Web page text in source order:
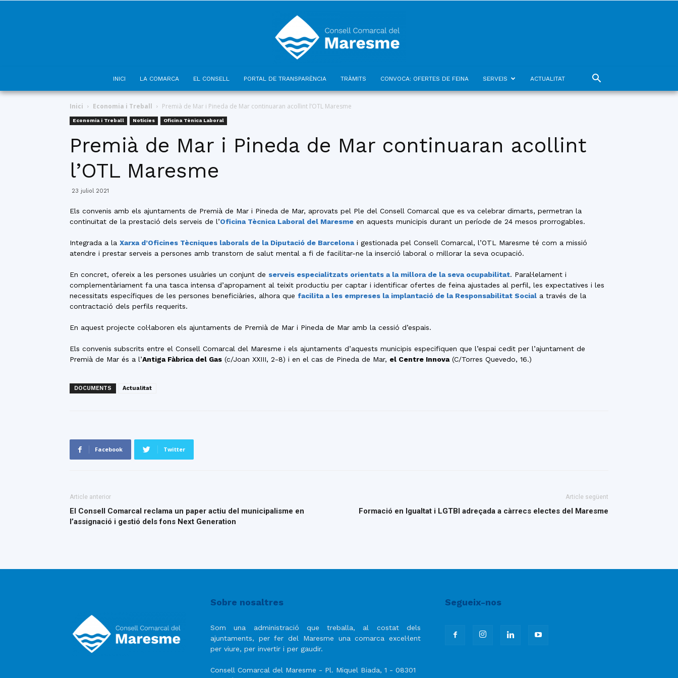
Maresme
INICI LA COMARCA EL CONSELL PORTAL DE TRANSPARÈNCIA TRÀMITS CONVOCA: OFERTES DE FEINA SERVEIS ACTUALITAT
Inici Economia i Treball Premià de Mar i Pineda de Mar continuaran acollint l’OTL Maresme
Economia i Treball Notícies Oficina Tènica Laboral
Premià de Mar i Pineda de Mar continuaran acollint
l’OTL Maresme
23 juliol 2021
Els convenis amb els ajuntaments de Premià de Mar i Pineda de Mar, aprovats pel Ple del Consell Comarcal que es va celebrar dimarts, permetran la
continuïtat de la prestació dels serveis de l’Oficina Tècnica Laboral del Maresme en aquests municipis durant un període de 24 mesos prorrogables.
Integrada a la Xarxa d’Oficines Tècniques laborals de la Diputació de Barcelonai gestionada pel Consell Comarcal, l’OTL Maresme té com a missió
atendre i prestar serveis a persones amb transtorn de salut mental a fi de facilitar-ne la inserció laboral o millorar la seva ocupació.
En concret, ofereix a les persones usuàries un conjunt de serveis especialitzats orientats a la millora de la seva ocupabilitat. Paral·lelament i
complementàriament fa una tasca intensa d’apropament al teixit productiu per captar i identificar ofertes de feina ajustades al perfil, les expectatives i les
necessitats específiques de les persones beneficiàries, alhora que facilita a les empreses la implantació de la Responsabilitat Social a través de la
contractació dels perfils requerits.
En aquest projecte col·laboren els ajuntaments de Premià de Mar i Pineda de Mar amb la cessió d’espais.
Els convenis subscrits entre el Consell Comarcal del Maresme i els ajuntaments d’aquests municipis especifiquen que l’espai cedit per l’ajuntament de
Premià de Mar és a l’Antiga Fàbrica del Gas (c/Joan XXIII, 2-8) i en el cas de Pineda de Mar, el Centre Innova(C/Torres Quevedo, 16.)
DOCUMENTS Actualitat
Facebook Twitter
Article anterior
El Consell Comarcal reclama un paper actiu del municipalisme en
l’assignació i gestió dels fons Next Generation
Article següent
Formació en Igualtat i LGTBI adreçada a càrrecs electes del Maresme
Sobre nosaltres
Som una administració que treballa, al costat dels
ajuntaments, per fer del Maresme una comarca excel·lent
per viure, per invertir i per gaudir.
Consell Comarcal del Maresme - Pl. Miquel Biada, 1 - 08301
Segueix-nos